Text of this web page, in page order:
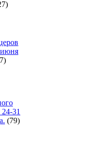
24-31
(79)